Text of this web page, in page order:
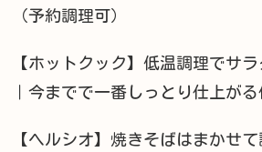
（予約調理可）
【ホットクック】低温調理でサ
｜今までで一番しっとり仕上が
【ヘルシオ】焼きそばはまかせ